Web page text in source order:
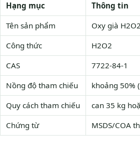
Hạng mục
Thông tin
Tên sản phẩm
Oxy già
Công thức
H2O2
CAS
7722-84-1
Nồng độ tham chiếu
khoảng 50%
Quy cách tham chiếu
can 35 kg
Chứng từ
MSDS/COA